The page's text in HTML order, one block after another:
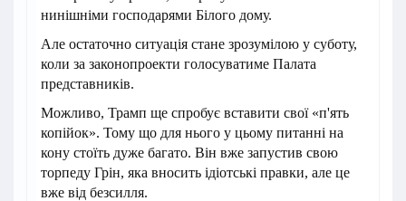
нинішніми господарями Білого дому.
Але остаточно ситуація стане зрозумілою у суботу,
коли за законопроекти голосуватиме Палата
представників.
Можливо, Трамп ще спробує вставити свої «п'ять
копійок». Тому що для нього у цьому питанні на
кону стоїть дуже багато. Він вже запустив свою
торпеду Грін, яка вносить ідіотські правки, але це
вже від безсилля.